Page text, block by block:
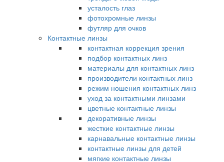
усталость глаз
фотохромные линзы
футляр для очков
Контактные линзы
контактная коррекция зрения
подбор контактных линз
материалы для контактных линз
производители контактных линз
режим ношения контактных линз
уход за контактными линзами
цветные контактные линзы
декоративные линзы
жесткие контактные линзы
карнавальные контактные линзы
контактные линзы для детей
мягкие контактные линзы